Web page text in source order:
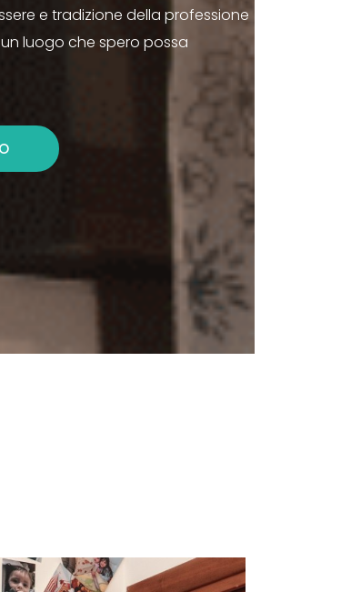
e tradizione della professione
luogo che spero possa